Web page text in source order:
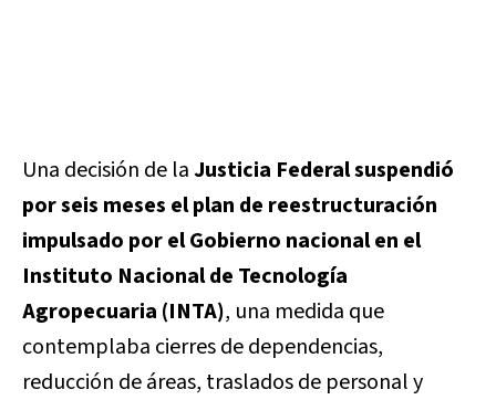
Una decisión de laJusticia Federal suspendió
por seis meses el plan de reestructuración
impulsado por el Gobierno nacional en el
Instituto Nacional de Tecnología
Agropecuaria (INTA), una medida que
contemplaba cierres de dependencias,
reducción de áreas, traslados de personal y